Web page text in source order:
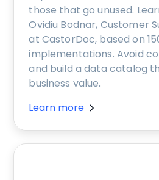
those that go unused.
Ovidiu Bodnar, Customer
at CastorDoc, based on
implementations. Avoid
and build a data catalog
business value.
Learn more